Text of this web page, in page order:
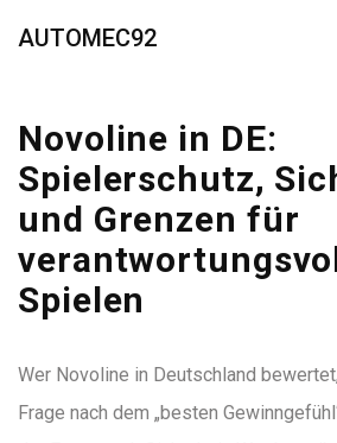
AUTOMEC92
Novoline in DE:
Spielerschutz,
und Grenzen für
Spielen
Wer Novoline in Deutschland
Frage nach dem „besten